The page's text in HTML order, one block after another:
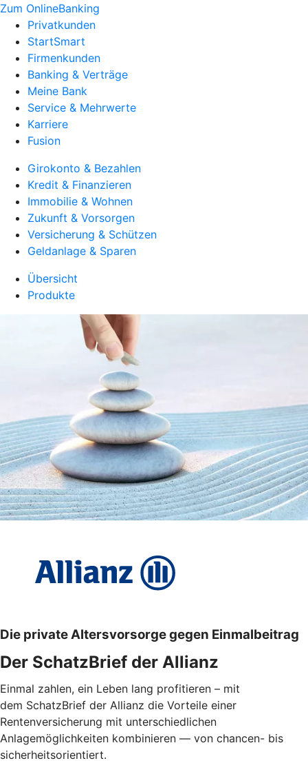
Zum OnlineBanking
Privatkunden
StartSmart
Firmenkunden
Banking & Verträge
Meine Bank
Service & Mehrwerte
Karriere
Fusion
Girokonto & Bezahlen
Kredit & Finanzieren
Immobilie & Wohnen
Zukunft & Vorsorgen
Versicherung & Schützen
Geldanlage & Sparen
Übersicht
Produkte
Die private Altersvorsorge gegen Einmalbeitrag
Der SchatzBrief der Allianz
Einmal zahlen, ein Leben lang profitieren – mit
dem SchatzBrief der Allianz die Vorteile einer
Rentenversicherung mit unterschiedlichen
Anlagemöglichkeiten kombinieren — von chancen- bis
sicherheitsorientiert.